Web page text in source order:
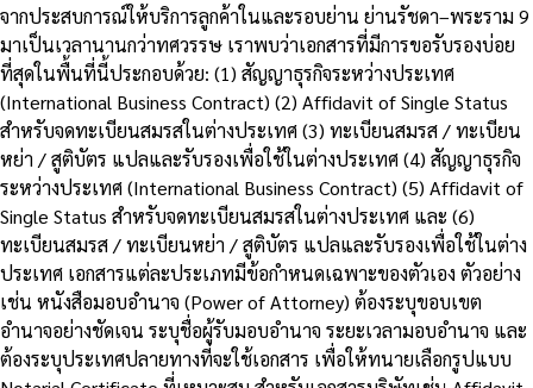
จากประสบการณ์ให้บริการลูกค้าในและรอบย่าน ย่านรัชดา–พระราม 9
มาเป็นเวลานานกว่าทศวรรษ เราพบว่าเอกสารที่มีการขอรับรองบ่อย
ที่สุดในพื้นที่นี้ประกอบด้วย: (1) สัญญาธุรกิจระหว่างประเทศ
(International Business Contract) (2) Affidavit of Single Status
สำหรับจดทะเบียนสมรสในต่างประเทศ (3) ทะเบียนสมรส / ทะเบียน
หย่า / สูติบัตร แปลและรับรองเพื่อใช้ในต่างประเทศ (4) สัญญาธุรกิจ
ระหว่างประเทศ (International Business Contract) (5) Affidavit of
Single Status สำหรับจดทะเบียนสมรสในต่างประเทศ และ (6)
ทะเบียนสมรส / ทะเบียนหย่า / สูติบัตร แปลและรับรองเพื่อใช้ในต่าง
ประเทศ เอกสารแต่ละประเภทมีข้อกำหนดเฉพาะของตัวเอง ตัวอย่าง
เช่น หนังสือมอบอำนาจ (Power of Attorney) ต้องระบุขอบเขต
อำนาจอย่างชัดเจน ระบุชื่อผู้รับมอบอำนาจ ระยะเวลามอบอำนาจ และ
ต้องระบุประเทศปลายทางที่จะใช้เอกสาร เพื่อให้ทนายเลือกรูปแบบ